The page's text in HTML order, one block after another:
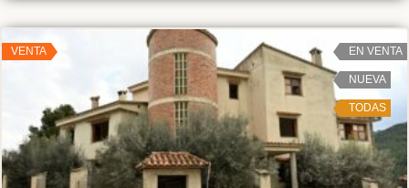
VENTA EN VENTA
NUEVA
TODAS